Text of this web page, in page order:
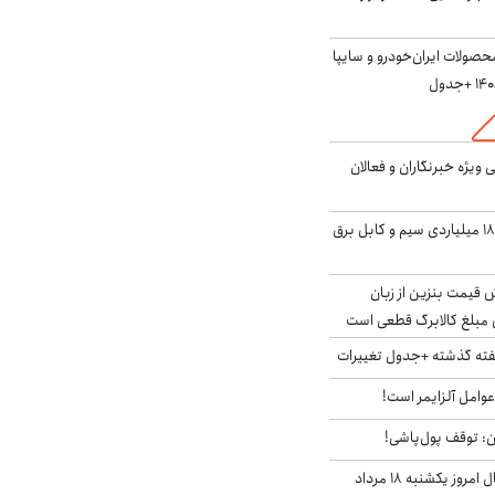
ایران‌خودرو و سایپا
خبرنگاران و فعالان
انهدام باند سرقت ۱۸۰ میلیاردی سیم و کابل برق
قیمت بنزین از زبان
کالابرگ قطعی است
گذشته +جدول تغییرات
آلزایمر است!
توقف پول‌پاشی!
قیمت ارزهای دیجیتال امروز یکشنبه ۱۸ مرداد